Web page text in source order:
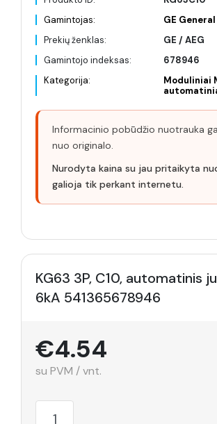
Gamintojas:
GE
Prekių ženklas:
GE / AEG
Gamintojo indeksas:
678946
Kategorija:
Moduliniai
Informacinio pobūdžio nuotrauka
nuo originalo.
Nurodyta kaina su jau pritaikyta
galioja tik perkant internetu.
KG63 3P, C10, automatinis
6kA 541365678946
€4.54
su PVM / vnt.